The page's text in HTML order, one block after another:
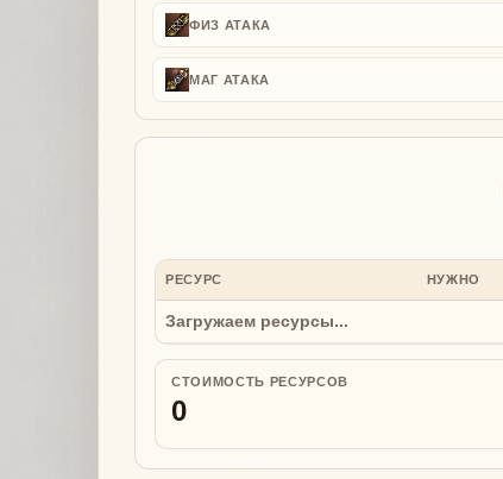
ФИЗ АТАКА
МАГ АТАКА
РЕСУРС НУЖНО
Загружаем ресурсы...
СТОИМОСТЬ РЕСУРСОВ
0